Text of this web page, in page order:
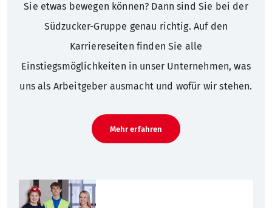
Sie etwas bewegen können? Dann sind Sie bei der
Südzucker-Gruppe genau richtig. Auf den
Karriereseiten finden Sie alle
Einstiegsmöglichkeiten in unser Unternehmen, was
uns als Arbeitgeber ausmacht und wofür wir stehen.
Mehr erfahren